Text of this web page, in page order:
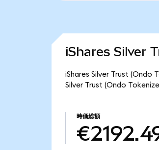
iShares Silver
iShares Silver Trust (Ondo
Silver Trust (Ondo
時価総額